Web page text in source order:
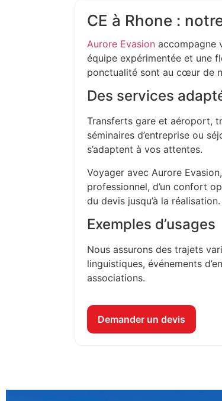
CE à Rhone :
Aurore Evasion accompagne
équipe expérimentée et une
ponctualité sont au cœur de
Des services
Transferts gare et aéroport,
séminaires d’entreprise ou
s’adaptent à vos attentes.
Voyager avec Aurore
professionnel, d’un confort
du devis jusqu’à la réalisation.
Exemples d’usages
Nous assurons des trajets
linguistiques, événements
associations.
Demander un devis